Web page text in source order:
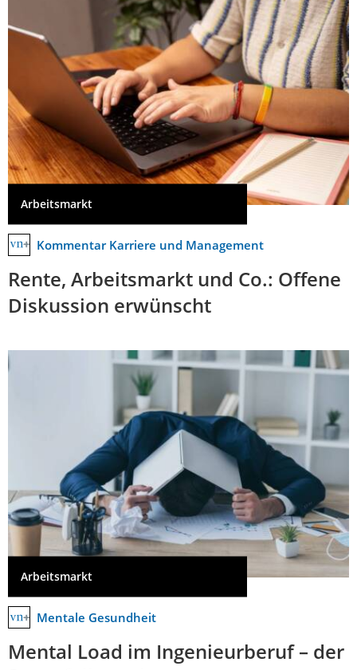
Arbeitsmarkt
Kommentar Karriere und Management
Rente, Arbeitsmarkt und Co.: Offene
Diskussion erwünscht
Arbeitsmarkt
Mentale Gesundheit
Mental Load im Ingenieurberuf – der